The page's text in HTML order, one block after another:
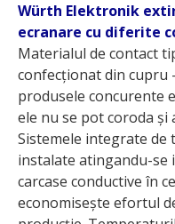
Würth Elektronik
ecranare cu diferite
Materialul de contact
confecționat din cupru
produsele concurente
ele nu se pot coroda și
Sistemele integrate
instalate atingandu-se
carcase conductive în
economisește efortul